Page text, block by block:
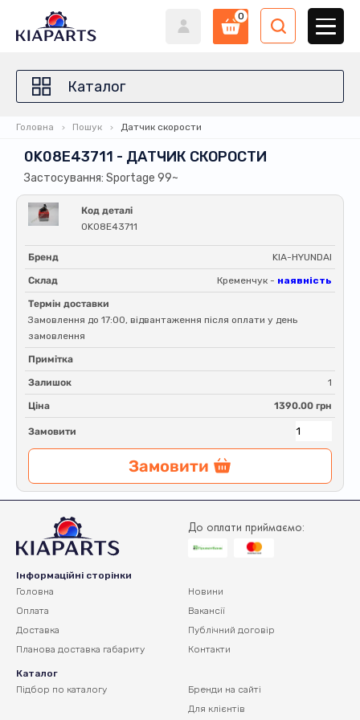
0
Каталог
Головна Пошук Датчик скорости
0K08E43711 - ДАТЧИК СКОРОСТИ
Застосування: Sportage 99~
Код деталі
0K08E43711
Бренд KIA-HYUNDAI
Склад Кременчук - наявність
Термін доставки
Замовлення до 17:00, відвантаження після оплати у день
замовлення
Примітка
Залишок 1
Ціна 1390.00 грн
Замовити
Замовити
До оплати приймаємо:
Інформаційні сторінки
Головна
Оплата
Доставка
Планова доставка габариту
Новини
Вакансії
Публічний договір
Контакти
Каталог
Підбор по каталогу
Бренди на сайті
Для клієнтів